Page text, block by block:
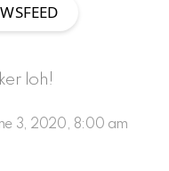
loh!
3, 2020, 8:00 am